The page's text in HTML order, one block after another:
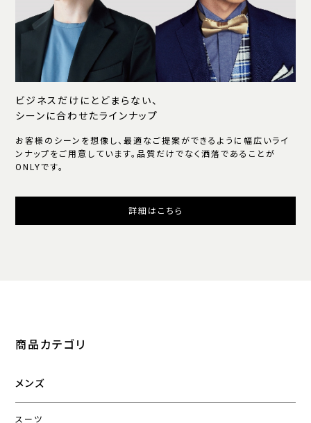
ビジネスだけにとどまらない、
シーンに合わせたラインナップ
お客様のシーンを想像し、最適なご提案ができるように幅広いライ
ンナップをご用意しています。品質だけでなく洒落であることが
ONLYです。
詳細はこちら
商品カテゴリ
メンズ
スーツ